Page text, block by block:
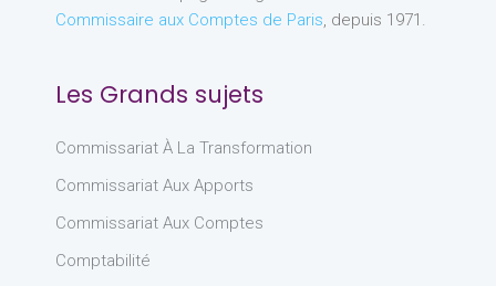
Commissaire aux Comptes de Paris, depuis 1971.
Les Grands sujets
Commissariat À La Transformation
Commissariat Aux Apports
Commissariat Aux Comptes
Comptabilité